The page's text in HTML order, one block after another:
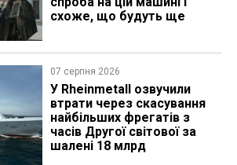
схоже, що будуть ще
07 серпня 2026
У Rheinmetall озвучили
втрати через скасування
найбільших фрегатів з
часів Другої світової за
шалені 18 млрд